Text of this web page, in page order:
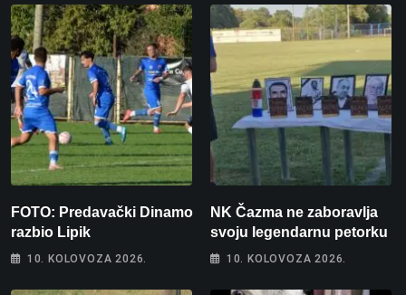
FOTO: Predavački Dinamo
razbio Lipik
10. KOLOVOZA 2026.
NK Čazma ne zaboravlja
svoju legendarnu petorku
10. KOLOVOZA 2026.